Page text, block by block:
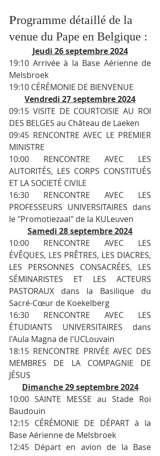
Programme détaillé de la
venue du Pape en Belgique :
Jeudi 26 septembre 2024
19:10 Arrivée à la Base Aérienne de
Melsbroek
19:10 CÉRÉMONIE DE BIENVENUE
Vendredi 27 septembre 2024
09:15 VISITE DE COURTOISIE AU ROI
DES BELGES au Château de Laeken
09:45 RENCONTRE AVEC LE PREMIER
MINISTRE
10:00 RENCONTRE AVEC LES
AUTORITÉS, LES CORPS CONSTITUÉS
ET LA SOCIETÉ CIVILE
16:30 RENCONTRE AVEC LES
PROFESSEURS UNIVERSITAIRES dans
le "Promotiezaal" de la KULeuven
Samedi 28 septembre 2024
10:00 RENCONTRE AVEC LES
ÉVÊQUES, LES PRÊTRES, LES DIACRES,
LES PERSONNES CONSACRÉES, LES
SÉMINARISTES ET LES ACTEURS
PASTORAUX dans la Basilique du
Sacré-Cœur de Koekelberg
16:30 RENCONTRE AVEC LES
ÉTUDIANTS UNIVERSITAIRES dans
l'Aula Magna de l'UCLouvain
18:15 RENCONTRE PRIVÉE AVEC DES
MEMBRES DE LA COMPAGNIE DE
JÉSUS
Dimanche 29 septembre 2024
10:00 SAINTE MESSE au Stade Roi
Baudouin
12:15 CÉRÉMONIE DE DÉPART à la
Base Aérienne de Melsbroek
12:45 Départ en avion de la Base